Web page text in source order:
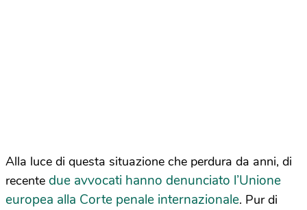
Alla luce di questa situazione che perdura da anni, di
recente due avvocati hanno denunciato l’Unione
europea alla Corte penale internazionale. Pur di